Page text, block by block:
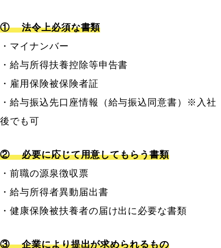
①法令上必須な書類
・マイナンバー
・給与所得扶養控除等申告書
・雇用保険被保険者証
・給与振込先口座情報（給与振込同意書）※入社
後でも可
②必要に応じて用意してもらう書類
・前職の源泉徴収票
・給与所得者異動届出書
・健康保険被扶養者の届け出に必要な書類
③企業により提出が求められるもの